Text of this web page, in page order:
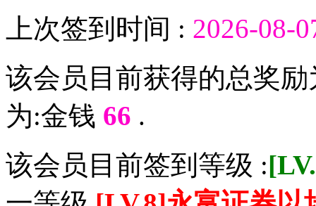
上次签到时间 : 2026-08-
该会员目前获得的总奖
为:金钱 66 .
该会员目前签到等级 :